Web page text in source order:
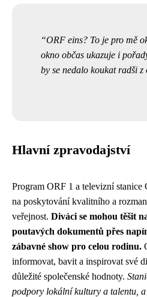
ORF eins? To je pro mě
okno občas ukazuje i
by se nedalo koukat radši z
Hlavní zpravodajství
Program ORF 1 a televizní stanice
na poskytování kvalitního a
veřejnost. Diváci se mohou těšit
poutavých dokumentů přes
zábavné show pro celou rodinu.
informovat, bavit a inspirovat své
důležité společenské hodnoty.
podpory lokální kultury a talentu,